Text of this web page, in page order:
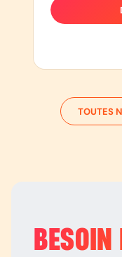
TOUTES
BESOIN